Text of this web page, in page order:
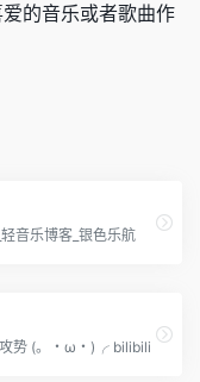
的音乐或者歌曲作
音乐博客_银色乐航
势 (。・ω・)╭ bilibili